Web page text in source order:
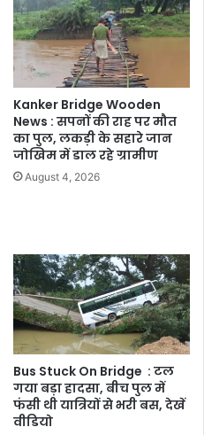
Kanker Bridge Wooden
News : सपनों की राह पर मौत
का पुल, लकड़ी के सहारे जान
जोखिम में डाल रहे ग्रामीण
August 4, 2026
Bus Stuck On Bridge : टल
गया बड़ा हादसा, बीच पुल में
फंसी थी यात्रियों से भरी बस, देखें
वीडियो